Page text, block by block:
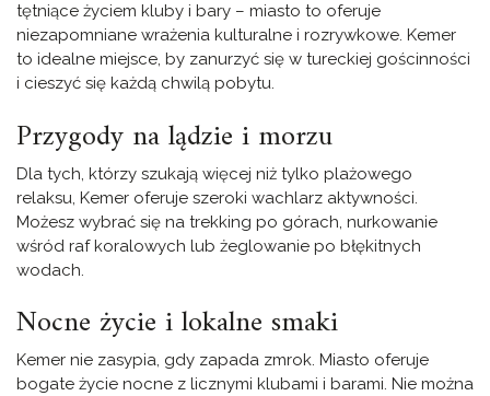
tętniące życiem kluby i bary – miasto to oferuje
niezapomniane wrażenia kulturalne i rozrywkowe. Kemer
to idealne miejsce, by zanurzyć się w tureckiej gościnności
i cieszyć się każdą chwilą pobytu.
Przygody na lądzie i morzu
Dla tych, którzy szukają więcej niż tylko plażowego
relaksu, Kemer oferuje szeroki wachlarz aktywności.
Możesz wybrać się na trekking po górach, nurkowanie
wśród raf koralowych lub żeglowanie po błękitnych
wodach.
Nocne życie i lokalne smaki
Kemer nie zasypia, gdy zapada zmrok. Miasto oferuje
bogate życie nocne z licznymi klubami i barami. Nie można